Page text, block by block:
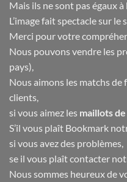
Mais ils ne sont pas égaux à
L’image fait spectacle sur
Merci pour votre
Nous pouvons vendre les
pays),
Nous aimons les matchs
clients,
si vous aimez les maillots
S’il vous plaît Bookmark
si vous avez des problèmes,
se il vous plaît contacter
Nous sommes heureux de